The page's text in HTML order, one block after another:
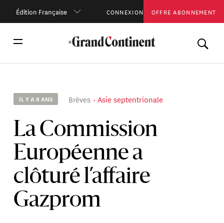
Édition Française CONNEXION OFFRE ABONNEMENT
IL Y A 8 ANS Brèves Asie septentrionale
La Commission
Européenne a
clôturé l’affaire
Gazprom